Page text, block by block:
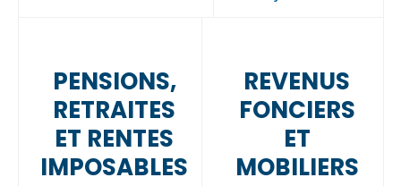
PENSIONS,
RETRAITES
ET RENTES
IMPOSABLES
REVENUS
FONCIERS
ET
MOBILIERS